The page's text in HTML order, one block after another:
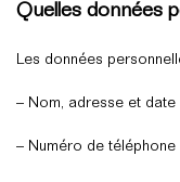
Quelles données
Les données
– Nom, adresse et date
– Numéro de téléphone